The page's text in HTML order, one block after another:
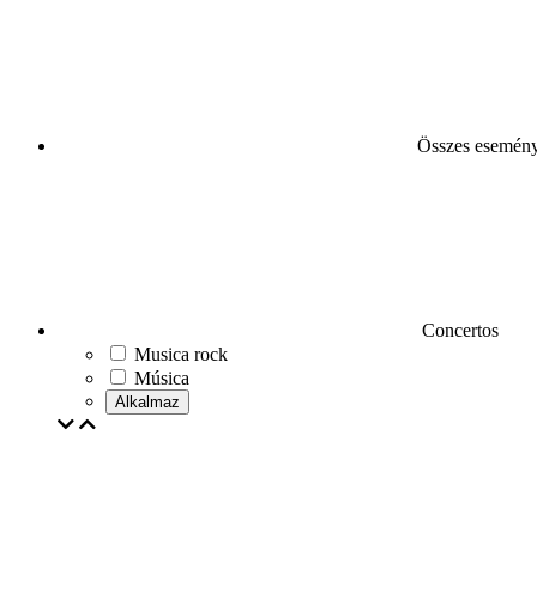
Összes
Concertos
Musica rock
Música
Alkalmaz